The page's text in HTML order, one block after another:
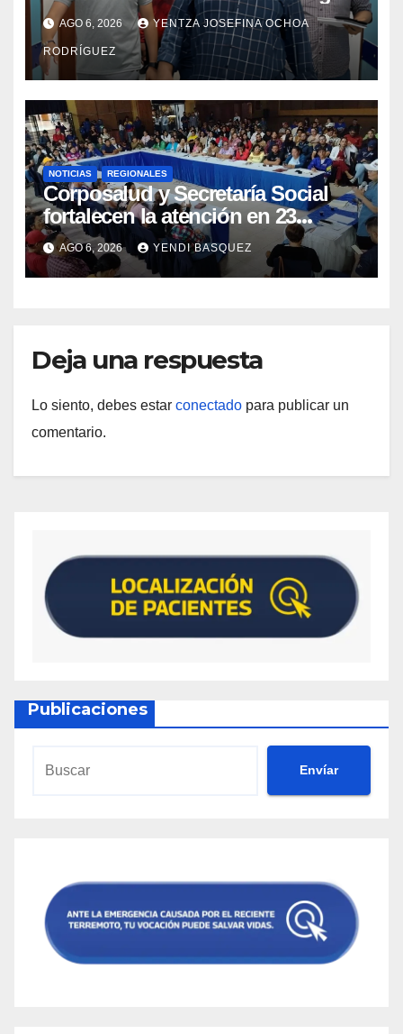
en el Hospital Dr. José María
Vargas
AGO 6, 2026 YENTZA JOSEFINA OCHOA
RODRÍGUEZ
NOTICIAS REGIONALES
Corposalud y Secretaría Social
fortalecen la atención en 23
municipios
AGO 6, 2026 YENDI BASQUEZ
Deja una respuesta
Lo siento, debes estar conectado para publicar un
comentario.
Publicaciones
Envíar